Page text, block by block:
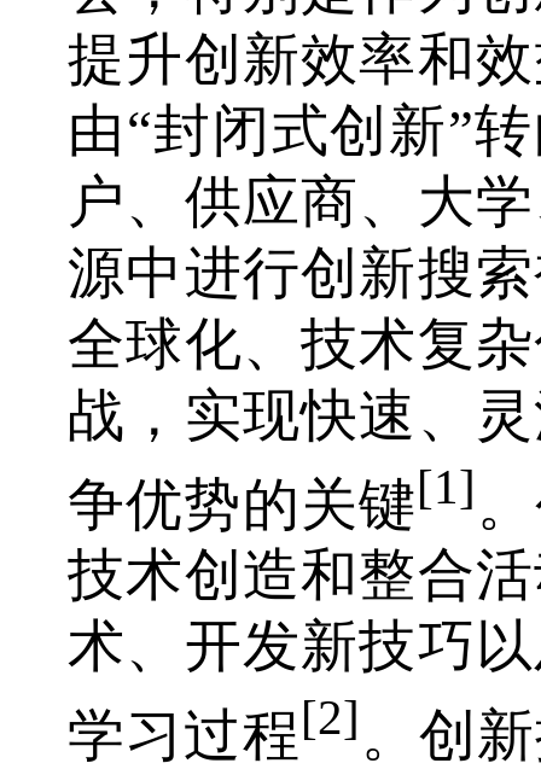
提升创新效率和
由“封闭式创新”
户、供应商、大
源中进行创新搜
全球化、技术复
战，实现快速、
争优势的关键[1]
技术创造和整合
术、开发新技巧
学习过程[2]。创